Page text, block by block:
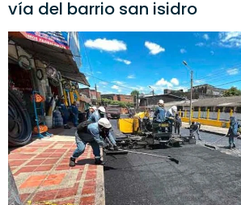
vía del barrio san isidro